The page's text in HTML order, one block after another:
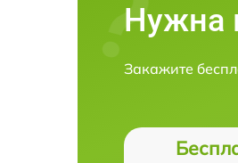
Нужна
Закажите